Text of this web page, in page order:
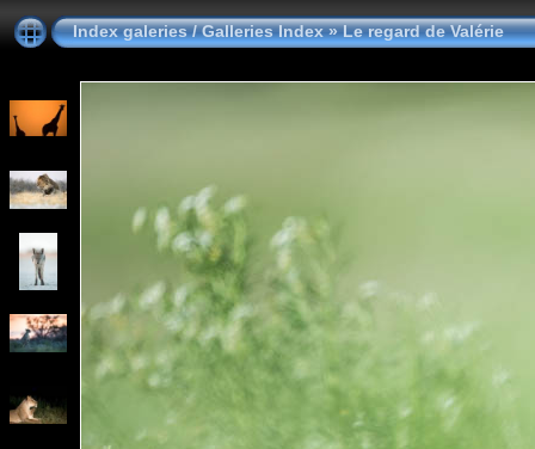
Index galeries / Galleries Index»Le regard de Valérie